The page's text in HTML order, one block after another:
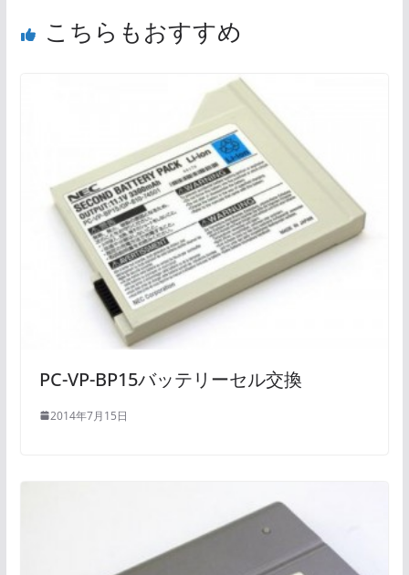
こちらもおすすめ
PC-VP-BP15バッテリーセル交換
2014年7月15日